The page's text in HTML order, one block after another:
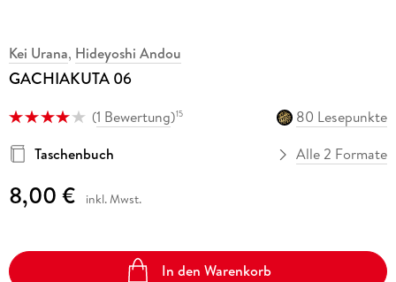
Kei Urana, Hideyoshi Andou
GACHIAKUTA 06
(1 Bewertung)15
80 Lesepunkte
Taschenbuch
Alle 2 Formate
8,00 € inkl. Mwst.
In den Warenkorb